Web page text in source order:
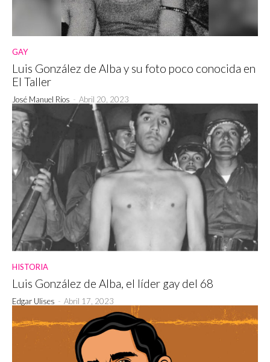
GAY
Luis González de Alba y su foto poco conocida en
El Taller
José Manuel Ríos - Abril 20, 2023
HISTORIA
Luis González de Alba, el líder gay del 68
Edgar Ulises - Abril 17, 2023